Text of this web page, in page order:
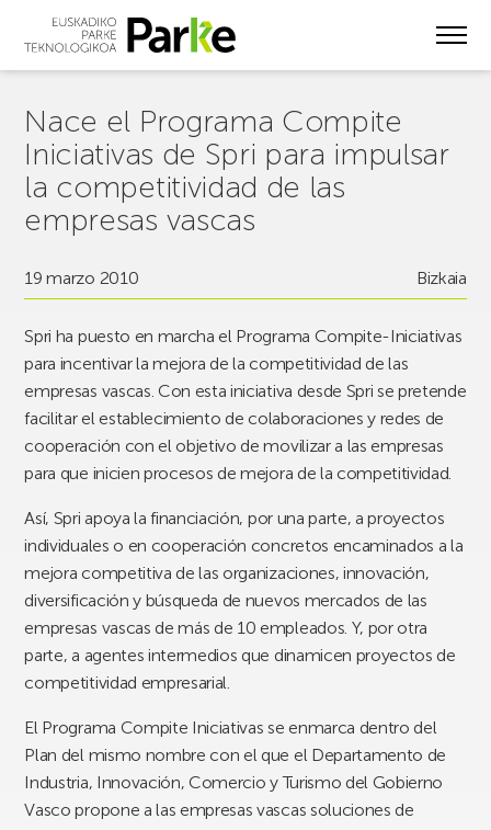
Nace el Programa Compite
Iniciativas de Spri para impulsar
la competitividad de las
empresas vascas
19 marzo 2010 Bizkaia
Spri ha puesto en marcha el Programa Compite-Iniciativas
para incentivar la mejora de la competitividad de las
empresas vascas. Con esta iniciativa desde Spri se pretende
facilitar el establecimiento de colaboraciones y redes de
cooperación con el objetivo de movilizar a las empresas
para que inicien procesos de mejora de la competitividad.
Así, Spri apoya la financiación, por una parte, a proyectos
individuales o en cooperación concretos encaminados a la
mejora competitiva de las organizaciones, innovación,
diversificación y búsqueda de nuevos mercados de las
empresas vascas de más de 10 empleados. Y, por otra
parte, a agentes intermedios que dinamicen proyectos de
competitividad empresarial.
El Programa Compite Iniciativas se enmarca dentro del
Plan del mismo nombre con el que el Departamento de
Industria, Innovación, Comercio y Turismo del Gobierno
Vasco propone a las empresas vascas soluciones de